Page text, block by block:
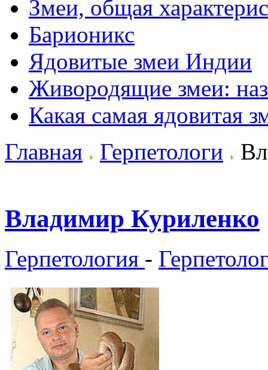
Змеи, общая
Барионикс
Ядовитые змеи Индии
Живородящие змеи:
Какая самая ядовитая
Главная
Герпетологи
Владимир Куриленко
Герпетология -